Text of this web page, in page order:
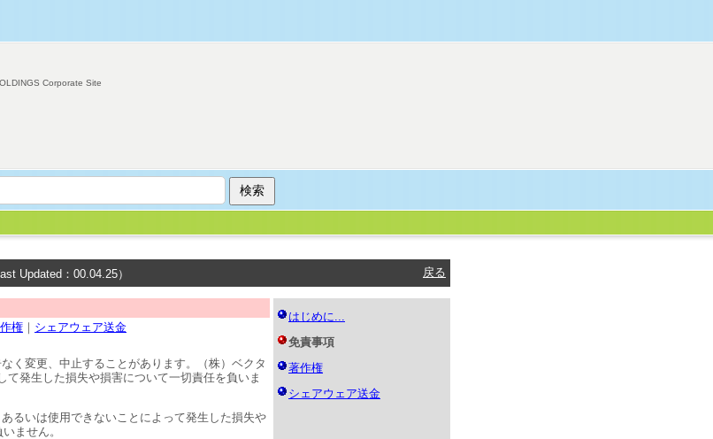
Corporate Site
Updated：00.04.25） 戻る
権 ｜ シェアウェア送金
く変更、中止することがあります。（株）ベクタ
て発生した損失や損害について一切責任を負いま
るいは使用できないことによって発生した損失や
ません。
はじめに...
免責事項
著作権
シェアウェア送金